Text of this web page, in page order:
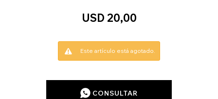
USD 20,00
Este artículo está agotado.
CONSULTAR